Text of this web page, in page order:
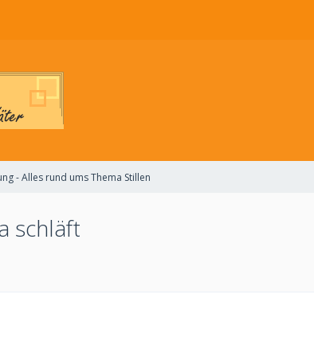
- Alles rund ums Thema Stillen
schläft